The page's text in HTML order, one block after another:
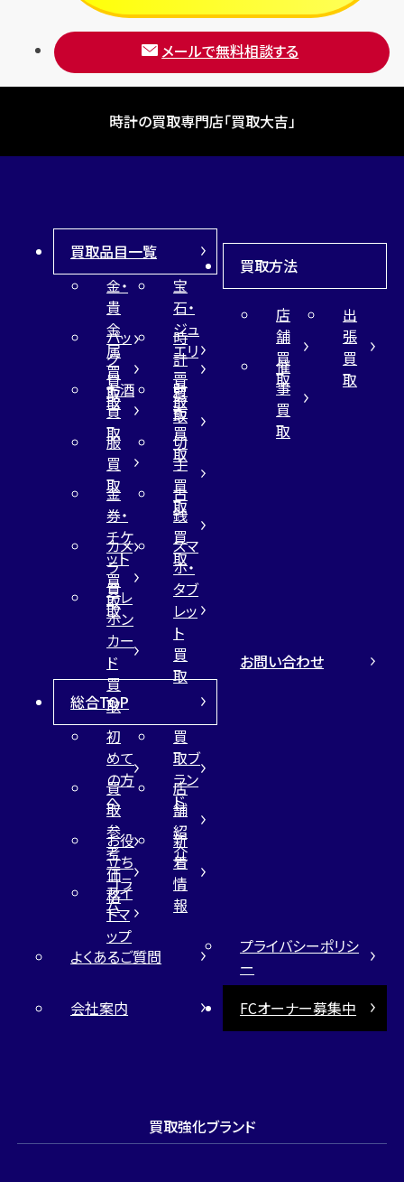
メールで無料相談する
時計の買取専門店「買取大吉」
買取品目一覧
金・
貴
金
属
買
取
宝
石・
ジュ
エリ
ー
買
取
バッ
グ
買
取
時
計
買
取
お酒
買
取
財
布
買
取
服
買
取
切
手
買
取
金
券・
チケ
ット
買
取
古
銭
買
取
カメ
ラ
買
取
スマ
ホ・
タブ
レッ
ト
買
取
テレ
ホン
カー
ド
買
取
買取方法
店
舗
買
取
出
張
買
取
催
事
買
取
総合TOP
初
めて
の方
へ
買
取ブ
ラン
ド
買
取
参
考
価
格
店
舗
紹
介
お役
立ち
コラ
ム
新
着
情
報
サイ
トマ
ップ
お問い合わせ
よくあるご質問
プライバシーポリシ
ー
会社案内
FCオーナー募集中
買取強化ブランド